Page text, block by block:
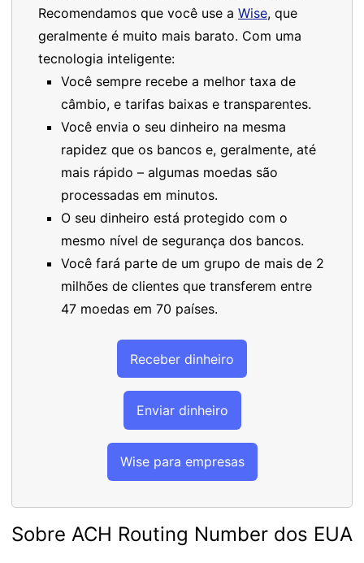
Recomendamos que você use a Wise, que
geralmente é muito mais barato. Com uma
tecnologia inteligente:
Você sempre recebe a melhor taxa de
câmbio, e tarifas baixas e transparentes.
Você envia o seu dinheiro na mesma
rapidez que os bancos e, geralmente, até
mais rápido – algumas moedas são
processadas em minutos.
O seu dinheiro está protegido com o
mesmo nível de segurança dos bancos.
Você fará parte de um grupo de mais de 2
milhões de clientes que transferem entre
47 moedas em 70 países.
Receber dinheiro
Enviar dinheiro
Wise para empresas
Sobre ACH Routing Number dos EUA